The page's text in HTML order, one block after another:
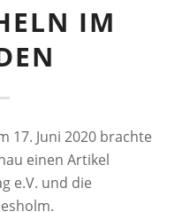
IM
17. Juni 2020 brachte
einen Artikel
e.V. und die